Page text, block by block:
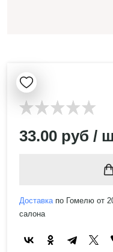
33.00 руб /
Доставкапо Гомелю от
салона